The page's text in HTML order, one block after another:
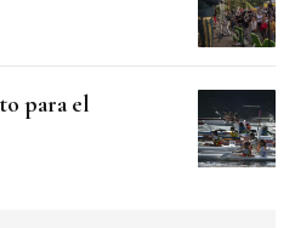
para el